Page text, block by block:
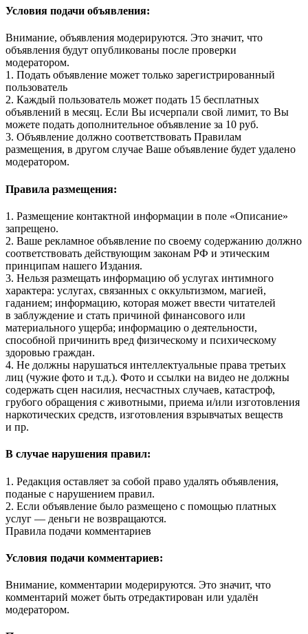
Условия подачи объявления:
Внимание, объявления модерируются. Это значит, что
объявления будут опубликованы после проверки
модератором.
1. Подать объявление может только зарегистрированный
пользователь
2. Каждый пользователь может подать 15 бесплатных
объявлений в месяц. Если Вы исчерпали свой лимит, то Вы
можете подать дополнительное объявление за 10 руб.
3. Объявление должно соответствовать Правилам
размещения, в другом случае Ваше объявление будет удалено
модератором.
Правила размещения:
1. Размещение контактной информации в поле «Описание»
запрещено.
2. Ваше рекламное объявление по своему содержанию должно
соответствовать действующим законам РФ и этическим
принципам нашего Издания.
3. Нельзя размещать информацию об услугах интимного
характера: услугах, связанных с оккультизмом, магией,
гаданием; информацию, которая может ввести читателей
в заблуждение и стать причиной финансового или
материального ущерба; информацию о деятельности,
способной причинить вред физическому и психическому
здоровью граждан.
4. Не должны нарушаться интеллектуальные права третьих
лиц (чужие фото и т.д.). Фото и ссылки на видео не должны
содержать сцен насилия, несчастных случаев, катастроф,
грубого обращения с животными, приема и/или изготовления
наркотических средств, изготовления взрывчатых веществ
и пр.
В случае нарушения правил:
1. Редакция оставляет за собой право удалять объявления,
поданые с нарушением правил.
2. Если объявление было размещено с помощью платных
услуг — деньги не возвращаются.
Правила подачи комментариев
Условия подачи комментариев:
Внимание, комментарии модерируются. Это значит, что
комментарий может быть отредактирован или удалён
модератором.